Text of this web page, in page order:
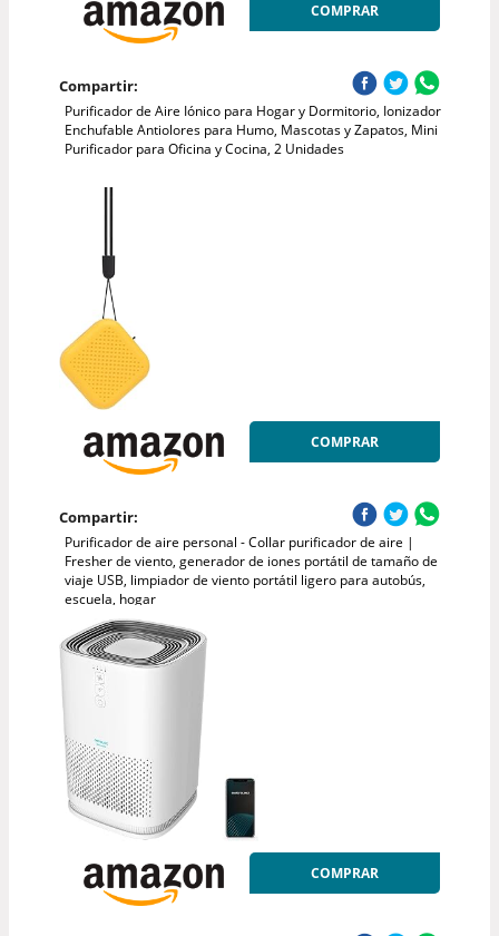
COMPRAR
Compartir:
Purificador de Aire Iónico para Hogar y Dormitorio, Ionizador
Enchufable Antiolores para Humo, Mascotas y Zapatos, Mini
Purificador para Oficina y Cocina, 2 Unidades
COMPRAR
Compartir:
Purificador de aire personal - Collar purificador de aire |
Fresher de viento, generador de iones portátil de tamaño de
viaje USB, limpiador de viento portátil ligero para autobús,
escuela, hogar
COMPRAR